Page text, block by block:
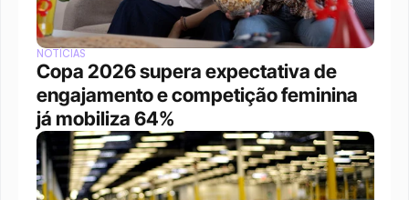
NOTÍCIAS
Copa 2026 supera expectativa de
engajamento e competição feminina
já mobiliza 64%